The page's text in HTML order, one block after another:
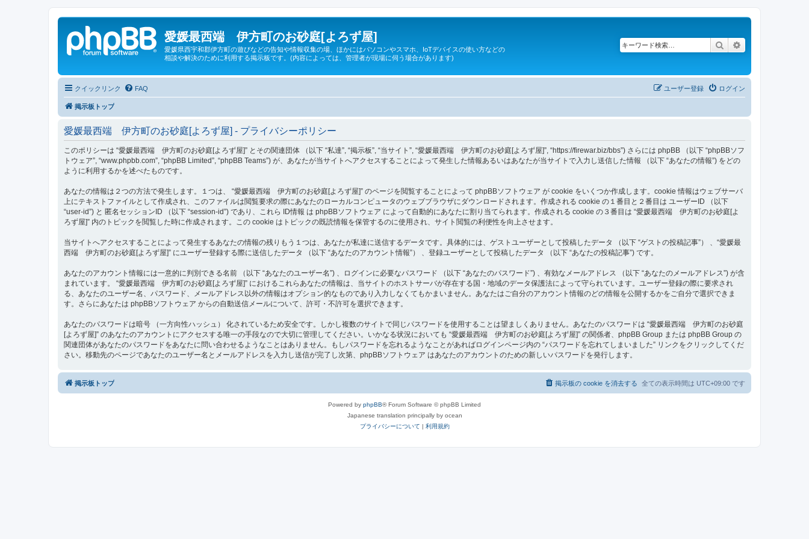
愛媛最西端 伊方町のお砂庭[よろず屋]
愛媛県西宇和郡伊方町の遊びなどの告知や情報収集の場、ほかにはパソコンやスマホ、IoTデバイスの使い方などの
相談や解決のために利用する掲示板です。(内容によっては、管理者が現場に伺う場合があります)
検索
クイックリンク FAQ ログイン
ユーザー登録
掲示板トップ
愛媛最西端 伊方町のお砂庭[よろず屋] - プライバシーポリシー
このポリシーは “愛媛最西端 伊方町のお砂庭[よろず屋]” とその関連団体 （以下 “私達”, “掲示板”, “当サイト”, “愛媛最西端 伊方町のお砂庭[よろず屋]”, “https://firewar.biz/bbs”) さらには phpBB （以下 “phpBBソフ
トウェア”, “www.phpbb.com”, “phpBB Limited”, “phpBB Teams”) が、あなたが当サイトへアクセスすることによって発生した情報あるいはあなたが当サイトで入力し送信した情報 （以下 “あなたの情報”) をどの
ように利用するかを述べたものです。
あなたの情報は２つの方法で発生します。１つは、 “愛媛最西端 伊方町のお砂庭[よろず屋]” のページを閲覧することによって phpBBソフトウェア が cookie をいくつか作成します。cookie 情報はウェブサーバ
上にテキストファイルとして作成され、このファイルは閲覧要求の際にあなたのローカルコンピュータのウェブブラウザにダウンロードされます。作成される cookie の１番目と２番目は ユーザーID （以下
“user-id”) と 匿名セッションID （以下 “session-id”) であり、これら ID情報 は phpBBソフトウェア によって自動的にあなたに割り当てられます。作成される cookie の３番目は “愛媛最西端 伊方町のお砂庭[よ
ろず屋]” 内のトピックを閲覧した時に作成されます。この cookie はトピックの既読情報を保管するのに使用され、サイト閲覧の利便性を向上させます。
当サイトへアクセスすることによって発生するあなたの情報の残りもう１つは、あなたが私達に送信するデータです。具体的には、ゲストユーザーとして投稿したデータ （以下 “ゲストの投稿記事”） 、“愛媛最
西端 伊方町のお砂庭[よろず屋]” にユーザー登録する際に送信したデータ （以下 “あなたのアカウント情報”） 、登録ユーザーとして投稿したデータ （以下 “あなたの投稿記事”) です。
あなたのアカウント情報には一意的に判別できる名前 （以下 “あなたのユーザー名”) 、ログインに必要なパスワード （以下 “あなたのパスワード”) 、有効なメールアドレス （以下 “あなたのメールアドレス”) が含
まれています。 “愛媛最西端 伊方町のお砂庭[よろず屋]” におけるこれらあなたの情報は、当サイトのホストサーバが存在する国・地域のデータ保護法によって守られています。ユーザー登録の際に要求され
る、あなたのユーザー名、パスワード、メールアドレス以外の情報はオプション的なものであり入力しなくてもかまいません。あなたはご自分のアカウント情報のどの情報を公開するかをご自分で選択できま
す。さらにあなたは phpBBソフトウェア からの自動送信メールについて、許可・不許可を選択できます。
あなたのパスワードは暗号 （一方向性ハッシュ） 化されているため安全です。しかし複数のサイトで同じパスワードを使用することは望ましくありません。あなたのパスワードは “愛媛最西端 伊方町のお砂庭
[よろず屋]” のあなたのアカウントにアクセスする唯一の手段なので大切に管理してください。いかなる状況においても “愛媛最西端 伊方町のお砂庭[よろず屋]” の関係者、phpBB Group または phpBB Group の
関連団体があなたのパスワードをあなたに問い合わせるようなことはありません。もしパスワードを忘れるようなことがあればログインページ内の “パスワードを忘れてしまいました” リンクをクリックしてくだ
さい。移動先のページであなたのユーザー名とメールアドレスを入力し送信が完了し次第、phpBBソフトウェア はあなたのアカウントのための新しいパスワードを発行します。
掲示板トップ 全ての表示時間は UTC+09:00 です
掲示板の cookie を消去する
Powered by phpBB® Forum Software © phpBB Limited
Japanese translation principally by ocean
プライバシーについて | 利用規約